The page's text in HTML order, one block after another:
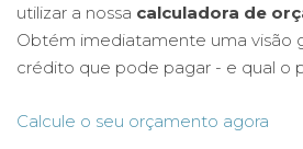
utilizar a nossa calculadora de
Obtém imediatamente uma visão
crédito que pode pagar - e qual o
Calcule o seu orçamento agora